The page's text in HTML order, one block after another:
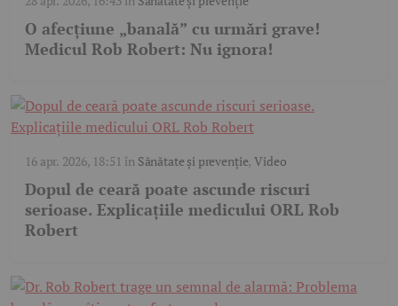
O afecțiune „banală” cu urmări grave!
Medicul Rob Robert: Nu ignora!
16 apr. 2026, 18:51 în Sănătate și prevenție,Video
Dopul de ceară poate ascunde riscuri
serioase. Explicațiile medicului ORL Rob
Robert